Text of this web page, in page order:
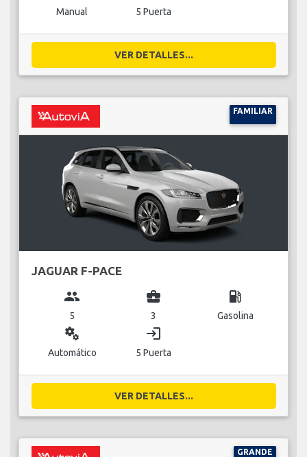
Manual 5 Puerta
VER DETALLES...
FAMILIAR
JAGUAR F-PACE
group
5
business_center
3
local_gas_station
Gasolina
miscellaneous_services
Automático
login
5 Puerta
VER DETALLES...
GRANDE